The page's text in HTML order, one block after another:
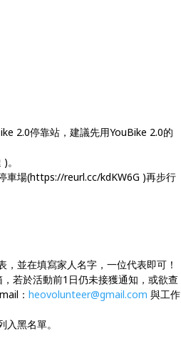
2.0停靠站，建議先用YouBike 2.0的
車場(https://reurl.cc/kdKW6G )再步行
並在填寫家人名字，一位代表即可！
若於活動前1日仍未接獲通知，或欲查
： heovolunteer@gmail.com 與工作
黑名單。